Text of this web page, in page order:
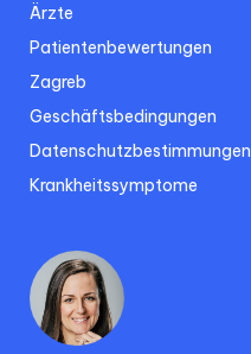
Ärzte
Patientenbewertungen
Zagreb
Geschäftsbedingungen
Datenschutzbestimmungen
Krankheitssymptome